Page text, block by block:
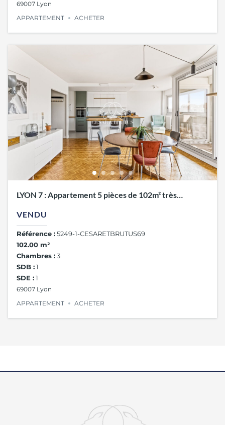
69007 Lyon
APPARTEMENT
ACHETER
LYON 7 : Appartement 5 pièces de 102m² très
VENDU
Référence :5249-1-CESARETBRUTUS69
102.00 m²
Chambres :3
SDB :1
SDE :1
69007 Lyon
APPARTEMENT
ACHETER